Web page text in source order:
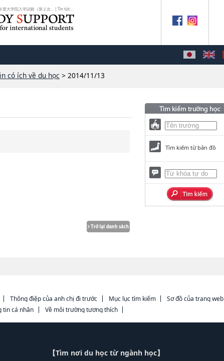
大学院入学試験（第２次... | Tin tức...
có ích về du học > 2014/11/13
Tìm kiếm từ bản đồ
Thông điệp của anh chị đi trước Mục lục tìm kiếm
Sơ đồ của trang web
tin cá nhân Về môi trường tương thích
【Tìm nơi du học từ ngành học】